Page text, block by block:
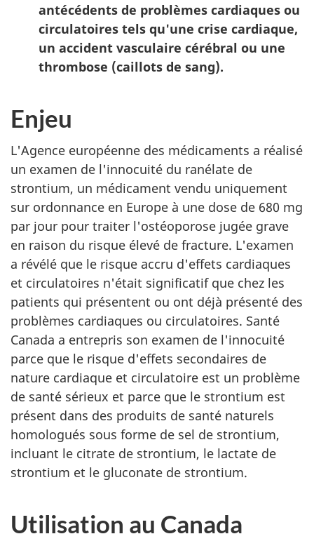
antécédents de problèmes cardiaques ou
circulatoires tels qu'une crise cardiaque,
un accident vasculaire cérébral ou une
thrombose (caillots de sang).
Enjeu
L'Agence européenne des médicaments a réalisé
un examen de l'innocuité du ranélate de
strontium, un médicament vendu uniquement
sur ordonnance en Europe à une dose de 680 mg
par jour pour traiter l'ostéoporose jugée grave
en raison du risque élevé de fracture. L'examen
a révélé que le risque accru d'effets cardiaques
et circulatoires n'était significatif que chez les
patients qui présentent ou ont déjà présenté des
problèmes cardiaques ou circulatoires. Santé
Canada a entrepris son examen de l'innocuité
parce que le risque d'effets secondaires de
nature cardiaque et circulatoire est un problème
de santé sérieux et parce que le strontium est
présent dans des produits de santé naturels
homologués sous forme de sel de strontium,
incluant le citrate de strontium, le lactate de
strontium et le gluconate de strontium.
Utilisation au Canada